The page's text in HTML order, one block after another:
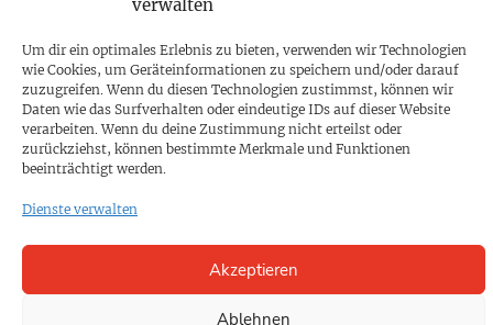
verwalten
Um dir ein optimales Erlebnis zu bieten, verwenden wir Technologien
wie Cookies, um Geräteinformationen zu speichern und/oder darauf
zuzugreifen. Wenn du diesen Technologien zustimmst, können wir
Daten wie das Surfverhalten oder eindeutige IDs auf dieser Website
verarbeiten. Wenn du deine Zustimmung nicht erteilst oder
zurückziehst, können bestimmte Merkmale und Funktionen
beeinträchtigt werden.
Dienste verwalten
Akzeptieren
Ablehnen
PROKOMPAKT
Impressum
SPENDEN
KONTAKT
Cookie-Richtlinie